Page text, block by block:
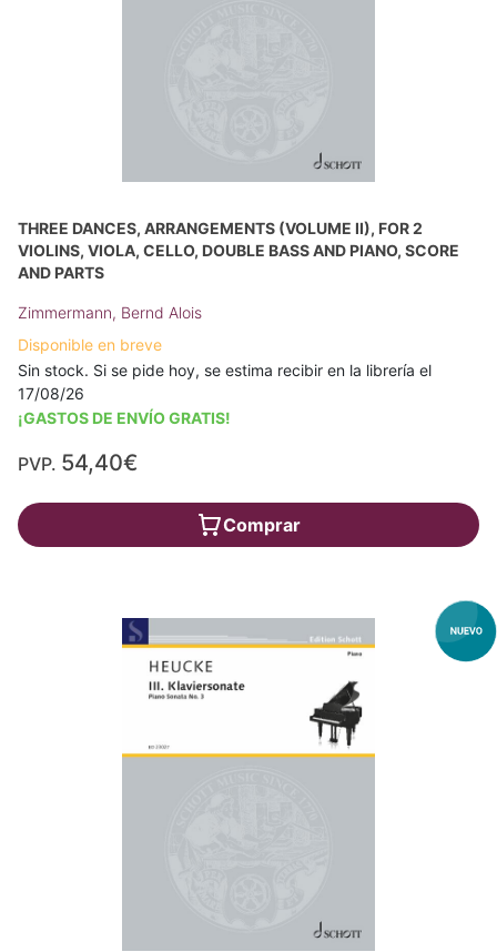
THREE DANCES, ARRANGEMENTS (VOLUME II), FOR 2
VIOLINS, VIOLA, CELLO, DOUBLE BASS AND PIANO, SCORE
AND PARTS
Zimmermann, Bernd Alois
Disponible en breve
Sin stock. Si se pide hoy, se estima recibir en la librería el
17/08/26
¡GASTOS DE ENVÍO GRATIS!
PVP. 54,40€
Comprar